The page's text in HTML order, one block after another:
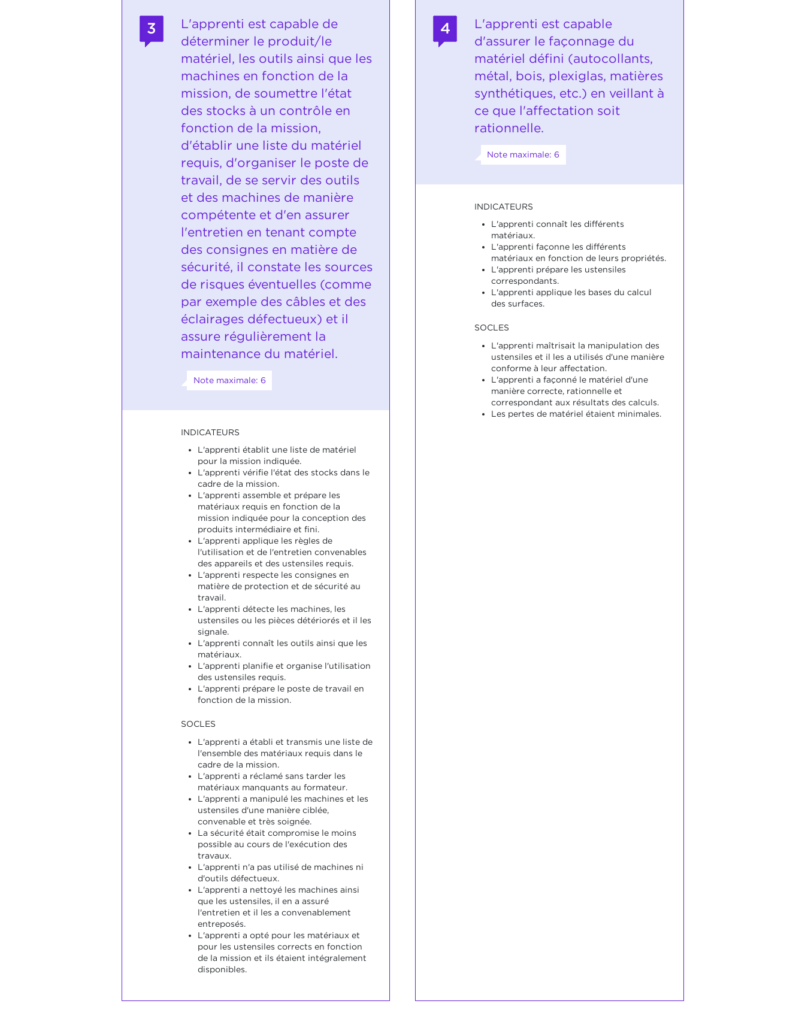
3
L'apprenti est capable de
déterminer le produit/le
matériel, les outils ainsi que les
machines en fonction de la
mission, de soumettre l'état
des stocks à un contrôle en
fonction de la mission,
d'établir une liste du matériel
requis, d'organiser le poste de
travail, de se servir des outils
et des machines de manière
compétente et d'en assurer
l'entretien en tenant compte
des consignes en matière de
sécurité, il constate les sources
de risques éventuelles (comme
par exemple des câbles et des
éclairages défectueux) et il
assure régulièrement la
maintenance du matériel.
Note maximale: 6
INDICATEURS
L'apprenti établit une liste de matériel
pour la mission indiquée.
L'apprenti vérifie l'état des stocks dans le
cadre de la mission.
L'apprenti assemble et prépare les
matériaux requis en fonction de la
mission indiquée pour la conception des
produits intermédiaire et fini.
L'apprenti applique les règles de
l'utilisation et de l'entretien convenables
des appareils et des ustensiles requis.
L'apprenti respecte les consignes en
matière de protection et de sécurité au
travail.
L'apprenti détecte les machines, les
ustensiles ou les pièces détériorés et il les
signale.
L'apprenti connaît les outils ainsi que les
matériaux.
L'apprenti planifie et organise l'utilisation
des ustensiles requis.
L'apprenti prépare le poste de travail en
fonction de la mission.
SOCLES
L'apprenti a établi et transmis une liste de
l'ensemble des matériaux requis dans le
cadre de la mission.
L'apprenti a réclamé sans tarder les
matériaux manquants au formateur.
L'apprenti a manipulé les machines et les
ustensiles d'une manière ciblée,
convenable et très soignée.
La sécurité était compromise le moins
possible au cours de l'exécution des
travaux.
L'apprenti n'a pas utilisé de machines ni
d'outils défectueux.
L'apprenti a nettoyé les machines ainsi
que les ustensiles, il en a assuré
l'entretien et il les a convenablement
entreposés.
L'apprenti a opté pour les matériaux et
pour les ustensiles corrects en fonction
de la mission et ils étaient intégralement
disponibles.
4
L'apprenti est capable
d'assurer le façonnage du
matériel défini (autocollants,
métal, bois, plexiglas, matières
synthétiques, etc.) en veillant à
ce que l'affectation soit
rationnelle.
Note maximale: 6
INDICATEURS
L'apprenti connaît les différents
matériaux.
L'apprenti façonne les différents
matériaux en fonction de leurs propriétés.
L'apprenti prépare les ustensiles
correspondants.
L'apprenti applique les bases du calcul
des surfaces.
SOCLES
L'apprenti maîtrisait la manipulation des
ustensiles et il les a utilisés d'une manière
conforme à leur affectation.
L'apprenti a façonné le matériel d'une
manière correcte, rationnelle et
correspondant aux résultats des calculs.
Les pertes de matériel étaient minimales.